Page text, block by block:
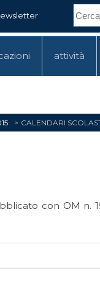
attività
CALENDARI
con OM n.